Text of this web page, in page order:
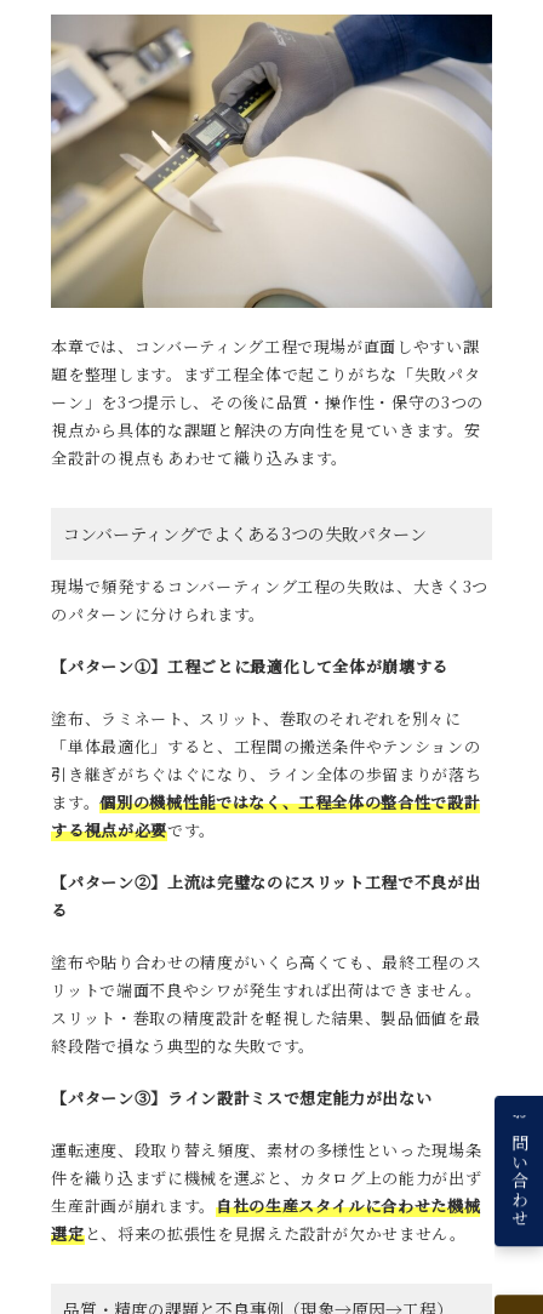
お問い合わせ
本章では、コンバーティング工程で現場が直面しやすい課
題を整理します。まず工程全体で起こりがちな「失敗パタ
ーン」を3つ提示し、その後に品質・操作性・保守の3つの
視点から具体的な課題と解決の方向性を見ていきます。安
全設計の視点もあわせて織り込みます。
コンバーティングでよくある3つの失敗パターン
現場で頻発するコンバーティング工程の失敗は、大きく3つ
のパターンに分けられます。
【パターン①】工程ごとに最適化して全体が崩壊する
塗布、ラミネート、スリット、巻取のそれぞれを別々に
「単体最適化」すると、工程間の搬送条件やテンションの
引き継ぎがちぐはぐになり、ライン全体の歩留まりが落ち
ます。個別の機械性能ではなく、工程全体の整合性で設計
する視点が必要です。
【パターン②】上流は完璧なのにスリット工程で不良が出
る
塗布や貼り合わせの精度がいくら高くても、最終工程のス
リットで端面不良やシワが発生すれば出荷はできません。
スリット・巻取の精度設計を軽視した結果、製品価値を最
終段階で損なう典型的な失敗です。
【パターン③】ライン設計ミスで想定能力が出ない
運転速度、段取り替え頻度、素材の多様性といった現場条
件を織り込まずに機械を選ぶと、カタログ上の能力が出ず
生産計画が崩れます。 自社の生産スタイルに合わせた機械
選定と、将来の拡張性を見据えた設計が欠かせません。
品質・精度の課題と不良事例（現象→原因→工程）